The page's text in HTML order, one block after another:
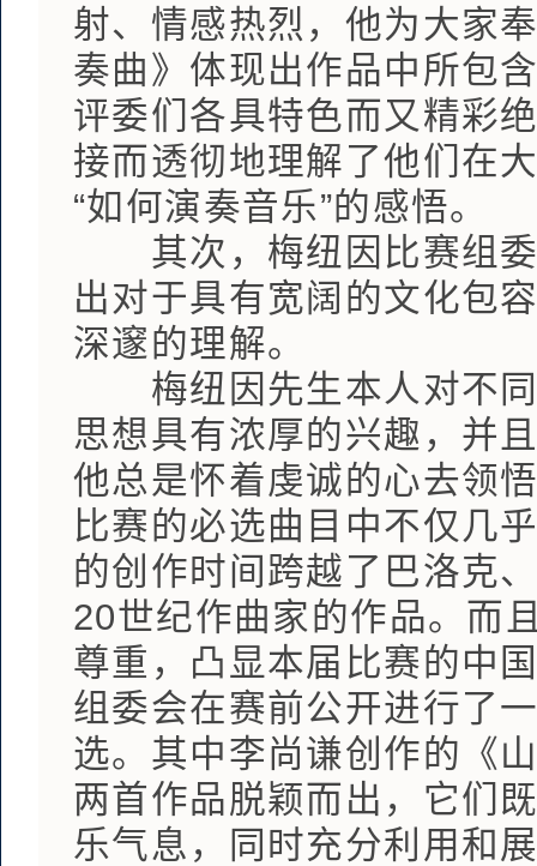
射、情感热烈，他为大家
奏曲》体现出作品中所包
评委们各具特色而又精彩
接而透彻地理解了他们在
“如何演奏音乐”的感悟。
其次，梅纽因比赛组委
出对于具有宽阔的文化包
深邃的理解。
梅纽因先生本人对不同
思想具有浓厚的兴趣，并
他总是怀着虔诚的心去领
比赛的必选曲目中不仅几
的创作时间跨越了巴洛克
20世纪作曲家的作品。而
尊重，凸显本届比赛的中
组委会在赛前公开进行了
选。其中李尚谦创作的《
两首作品脱颖而出，它们
乐气息，同时充分利用和